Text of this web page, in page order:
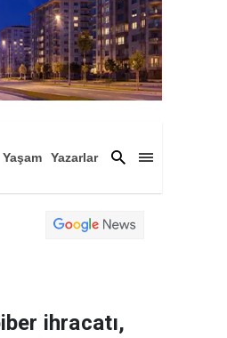
Yaşam
Yazarlar
ihracatı,